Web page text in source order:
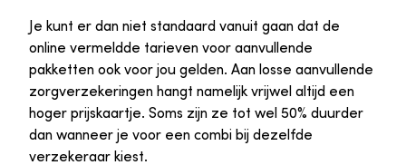
Je kunt er dan niet standaard vanuit gaan dat de
online vermeldde tarieven voor aanvullende
pakketten ook voor jou gelden. Aan losse aanvullende
zorgverzekeringen hangt namelijk vrijwel altijd een
hoger prijskaartje. Soms zijn ze tot wel 50% duurder
dan wanneer je voor een combi bij dezelfde
verzekeraar kiest.